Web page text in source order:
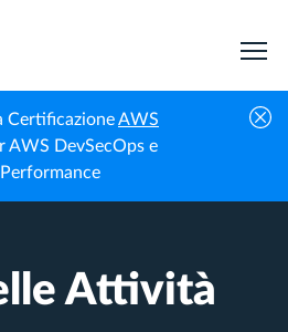
CertificazioneAWS
AWS DevSecOps e
Storico delle Attività del Database
Amazon Redshift
Attività